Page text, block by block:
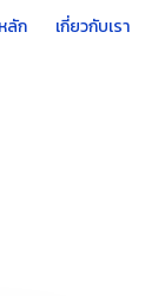
ลัก เกี่ยวกับเรา